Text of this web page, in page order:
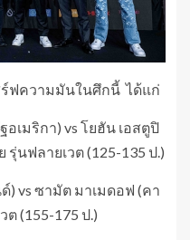
ฟความมันในศึกนี้ ได้แก่
เมริกา) vs โยฮัน เอสตูปิ
นฟลายเวต (125-135 ป.)
) vs ซามัต มาเมดอฟ (คา
(155-175 ป.)